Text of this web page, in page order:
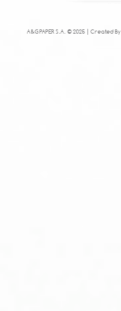
A&G PAPER S.A. © 2025 | Created By